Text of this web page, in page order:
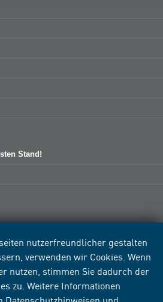
nutzerfreundlicher gestalten
verwenden wir Cookies. Wenn
nutzen, stimmen Sie dadurch der
zu. Weitere Informationen
Stand!